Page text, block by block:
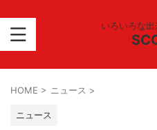
いろいろな
HOME > ニュース >
ニュース